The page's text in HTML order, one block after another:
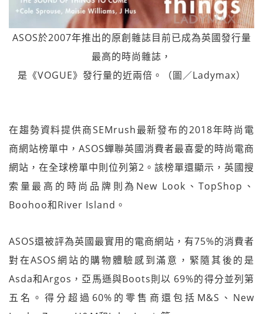
ASOS於2007年推出的原創雜誌目前已成為英國發行量
最高的時尚雜誌，
是《VOGUE》發行量的近兩倍。（圖／Ladymax）
在趨勢資料提供商SEMrush最新發布的2018年時尚電
商網站榜單中，ASOS蟬聯英國消費者最喜愛的時尚電商
網站，在全球榜單中則位列第2。該榜單還顯示，英國搜
索量最高的時尚品牌則為New Look、TopShop、
Boohoo和River Island。
ASOS還被評為英國最實用的電商網站，有75%的消費者
對在ASOS網站的購物體驗感到滿意，緊隨其後的是
Asda和Argos，亞馬遜與Boots則以 69%的得分並列第
五名。得分超過60%的零售商還包括M&S、New